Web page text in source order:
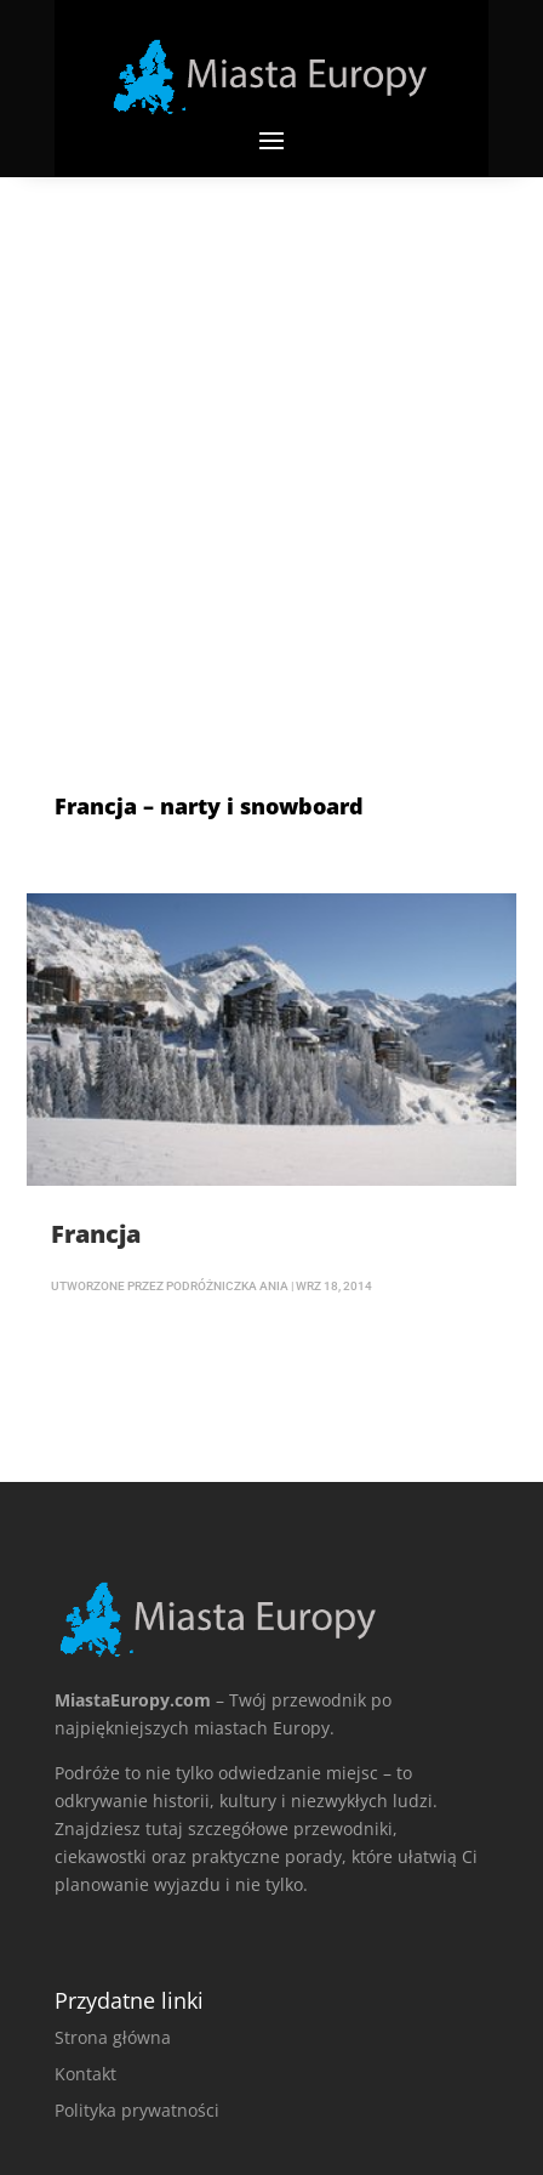
Francja – narty i snowboard
Francja
UTWORZONE PRZEZ PODRÓŻNICZKA ANIA |WRZ 18, 2014
MiastaEuropy.com – Twój przewodnik po
najpiękniejszych miastach Europy.
Podróże to nie tylko odwiedzanie miejsc – to
odkrywanie historii, kultury i niezwykłych ludzi.
Znajdziesz tutaj szczegółowe przewodniki,
ciekawostki oraz praktyczne porady, które ułatwią Ci
planowanie wyjazdu i nie tylko.
Przydatne linki
Strona główna
Kontakt
Polityka prywatności